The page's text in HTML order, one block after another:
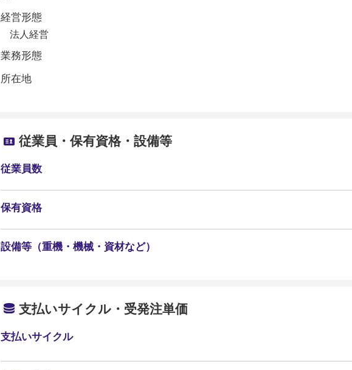
経営形態
法人経営
業務形態
所在地
従業員・保有資格・設備等
従業員数
保有資格
設備等（重機・機械・資材など）
支払いサイクル・受発注単価
支払いサイクル